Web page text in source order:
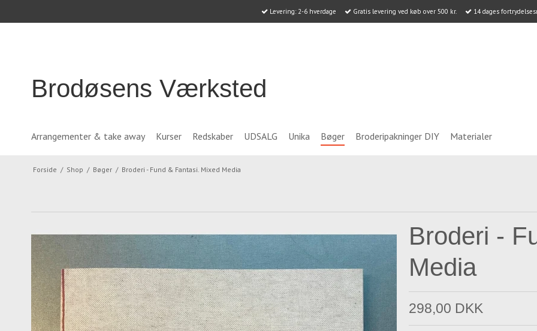
Levering: 2-6 hverdage Gratis levering ved køb over 500 kr. 14 dages
Brodøsens Værksted
Arrangementer & take away Kurser Redskaber UDSALG Unika Bøger Broderipakninger DIY Materialer
Forside / Shop / Bøger / Broderi - Fund & Fantasi. Mixed Media
Broderi -
Media
298,00 DKK